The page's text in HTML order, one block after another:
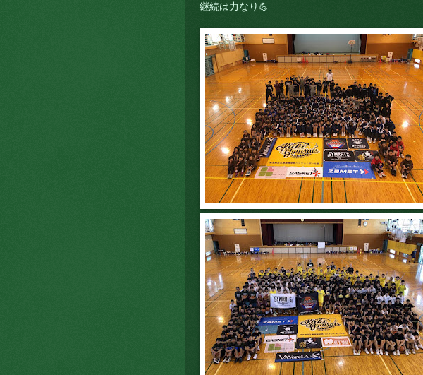
継続は力なり💪